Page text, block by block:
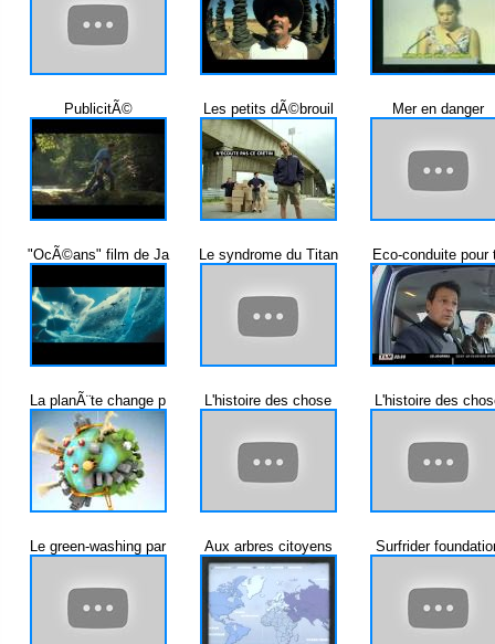
PublicitÃ© Les petits dÃ©brouil Mer en danger
"OcÃ©ans" film de Ja Le syndrome du Titan Eco-conduite pour
La planÃ¨te change p L'histoire des chose L'histoire des
Le green-washing par Aux arbres citoyens Surfrider